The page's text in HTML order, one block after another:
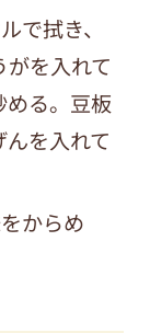
で拭き、
を入れて
る。豆板
を入れて
からめ